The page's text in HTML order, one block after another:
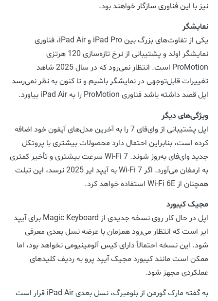
نیز با این فناوری سازگار خواهند بود.
نمایشگر
یکی از تفاوت‌های بزرگ بین iPad Pro و iPad Air، فناوری
نمایشگر اولد و پشتیبانی از نرخ تازه‌سازی 120 هرتزی
ProMotion است. انتظار نمی‌رود که در سال 2025 شاهد
تغییرات قابل‌توجهی در نمایشگر باشیم و تا کنون به نظر نمی‌رسد
اپل قصد داشته باشد فناوری ProMotion را به iPad Air بیاورد.
ویژگی‌های دیگر
اپل پشتیبانی از وای‌فای 7 را به آخرین مدل‌های آیفون خود اضافه
کرده است، بنابراین احتمال دارد محصولات بیشتری با پروتکل
جدید وای‌فای به‌روز شوند. Wi-Fi 7 سرعت بیشتری و تأخیر کمتری
به ارمغان می‌آورد. اگر Wi-Fi 7 به آیپد ایر 2025 نرسد، این تبلت
همچنان از Wi-Fi 6E استفاده خواهد کرد.
مجیک کیبورد
اپل در حال کار روی نسخه جدیدی از Magic Keyboard برای آیپد
ایر است که انتظار می‌رود همزمان با عرضه نسل بعدی معرفی
شود. این نسخه احتمالاً دارای کیس آلومینیومی نخواهد بود، اما
ممکن است مانند کیبورد مجیک آیپد پرو به ردیف کلیدهای
عملکردی مجهز شود.
به گفته مارک گورمن از بلومبرگ، نسل بعدی iPad Air قرار است